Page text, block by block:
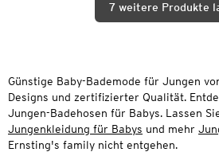
7 weitere Produkte
Günstige Baby-Bademode für Jungen
Designs und zertifizierter Qualität.
Jungen-Badehosen für Babys. Lassen
Jungenkleidung für Babys und mehr
Ernsting's family nicht entgehen.